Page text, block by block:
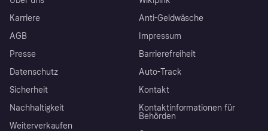
Karriere
AGB
Presse
Datenschutz
Sicherheit
Nachhaltigkeit
Weiterverkaufen
Anti-Geldwäsche
Impressum
Barrierefreiheit
Auto-Track
Kontakt
Kontaktinformationen für
Behörden